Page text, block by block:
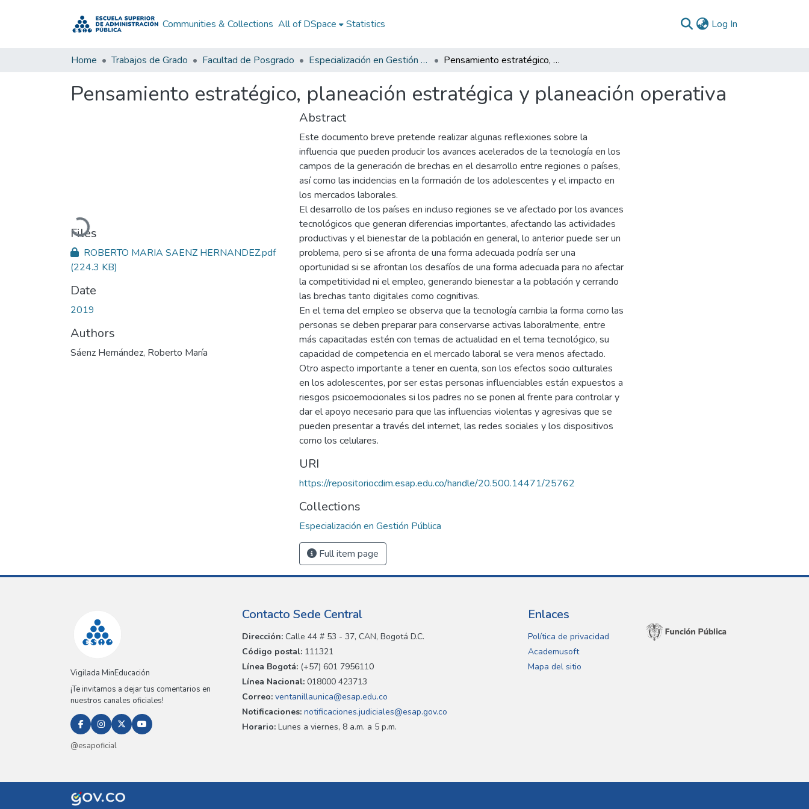
Communities & Collections All of DSpace Statistics Log In
Home Trabajos de Grado Facultad de Posgrado Especialización en Gestión Pública Pensamiento estratégico, planeación estratégica y planeación operativa
Pensamiento estratégico, planeación estratégica y planeación operativa
Loading...
Files
ROBERTO MARIA SAENZ HERNANDEZ.pdf
(224.3 KB)
Date
2019
Authors
Sáenz Hernández, Roberto María
Abstract
Este documento breve pretende realizar algunas reflexiones sobre la
influencia que pueden producir los avances acelerados de la tecnología en los
campos de la generación de brechas en el desarrollo entre regiones o países,
así como las incidencias en la formación de los adolescentes y el impacto en
los mercados laborales.
El desarrollo de los países en incluso regiones se ve afectado por los avances
tecnológicos que generan diferencias importantes, afectando las actividades
productivas y el bienestar de la población en general, lo anterior puede ser un
problema, pero si se afronta de una forma adecuada podría ser una
oportunidad si se afrontan los desafíos de una forma adecuada para no afectar
la competitividad ni el empleo, generando bienestar a la población y cerrando
las brechas tanto digitales como cognitivas.
En el tema del empleo se observa que la tecnología cambia la forma como las
personas se deben preparar para conservarse activas laboralmente, entre
más capacitadas estén con temas de actualidad en el tema tecnológico, su
capacidad de competencia en el mercado laboral se vera menos afectado.
Otro aspecto importante a tener en cuenta, son los efectos socio culturales
en los adolescentes, por ser estas personas influenciables están expuestos a
riesgos psicoemocionales si los padres no se ponen al frente para controlar y
dar el apoyo necesario para que las influencias violentas y agresivas que se
pueden presentar a través del internet, las redes sociales y los dispositivos
como los celulares.
URI
https://repositoriocdim.esap.edu.co/handle/20.500.14471/25762
Collections
Especialización en Gestión Pública
Full item page
Vigilada MinEducación
¡Te invitamos a dejar tus comentarios en
nuestros canales oficiales!
@esapoficial
Contacto Sede Central
Dirección: Calle 44 # 53 - 37, CAN, Bogotá D.C.
Código postal: 111321
Línea Bogotá: (+57) 601 7956110
Línea Nacional: 018000 423713
Correo: ventanillaunica@esap.edu.co
Notificaciones: notificaciones.judiciales@esap.gov.co
Horario: Lunes a viernes, 8 a.m. a 5 p.m.
Enlaces
Política de privacidad
Academusoft
Mapa del sitio